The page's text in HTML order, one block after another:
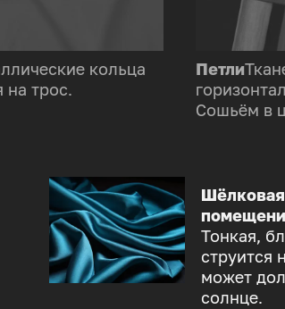
кольца
на трос.
Петли
Сошьём в
Тонкая,
струится
может
солнце.